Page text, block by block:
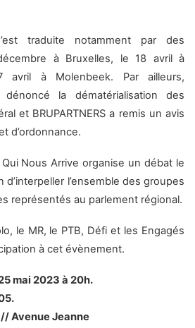
traduite notamment par des
à Bruxelles, le 18 avril à
à Molenbeek. Par ailleurs,
la dématérialisation des
et BRUPARTNERS a remis un avis
d’ordonnance.
Nous Arrive organise un débat le
d’interpeller l’ensemble des groupes
représentés au parlement régional.
le MR, le PTB, Défi et les Engagés
à cet évènement.
mai 2023 à 20h.
Avenue Jeanne